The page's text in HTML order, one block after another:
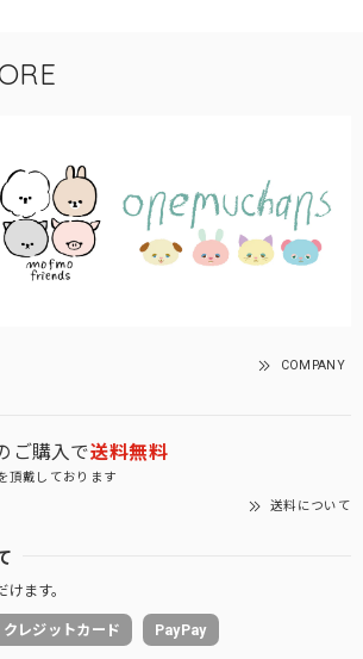
COMPANY
ご購入で送料無料
頂戴しております
送料について
ます。
クレジットカード PayPay